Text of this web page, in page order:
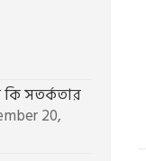
কি সতর্কতার
20,